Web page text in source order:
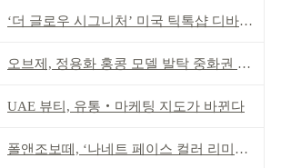
‘더 글로우 시그니처’ 미국 틱톡샵 디바이스 부문 1위
오브제, 정용화 홍콩 모델 발탁 중화권 공략 강화
UAE 뷰티, 유통‧마케팅 지도가 바뀐다
폴앤조보떼, ‘나네트 페이스 컬러 리미티드’ 출시